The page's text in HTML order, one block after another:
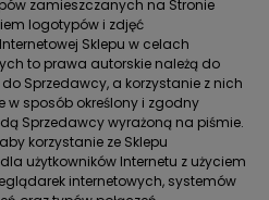
zamieszczanych na Stronie
logotypów i zdjęć
Sklepu w celach
to prawa autorskie należą do
Sprzedawcy, a korzystanie z nich
w sposób określony i zgodny
Sprzedawcy wyrażoną na piśmie.
korzystanie ze Sklepu
użytkowników Internetu z użyciem
internetowych, systemów